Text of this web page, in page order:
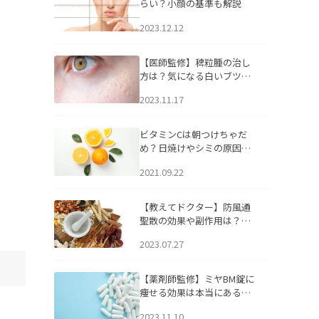
らい？小顔の基準も解説
2023.12.12
【医師監修】稗粒腫の治し
方は？気になる白いブツブ
アについて
2023.11.17
ビタミンCは朝つけちゃだ
め？日焼けやシミの原因に
2021.09.22
【教えてドクター】防風通
聖散の効果や副作用は？長
2023.07.27
【薬剤師監修】ミヤBM錠に
痩せる効果は本当にある